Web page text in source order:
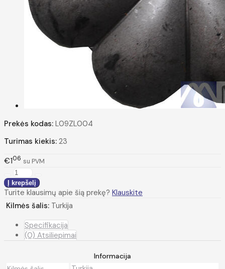
Prekės kodas: L09ZL004
Turimas kiekis: 23
€106 su PVM
Turite klausimų apie šią prekę? Klauskite
Kilmės šalis: Turkija
Specifikacija
(0) Atsiliepimai
Informacija